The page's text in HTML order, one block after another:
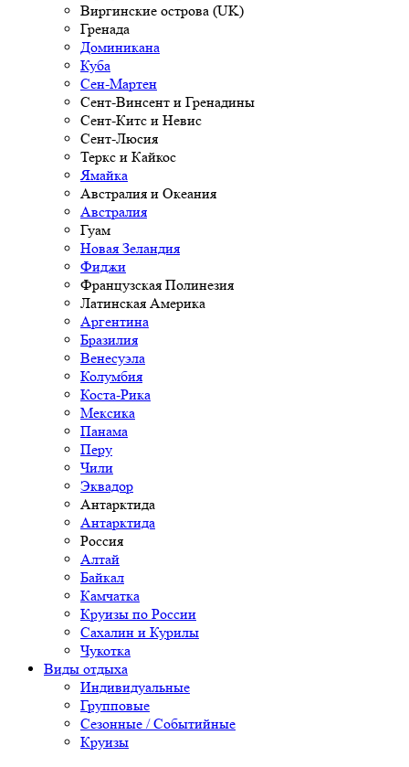
Виргинские острова (UK)
Гренада
Доминикана
Куба
Сен-Мартен
Сент-Винсент и Гренадины
Сент-Китс и Невис
Сент-Люсия
Теркс и Кайкос
Ямайка
Австралия и Океания
Австралия
Гуам
Новая Зеландия
Фиджи
Французская Полинезия
Латинская Америка
Аргентина
Бразилия
Венесуэла
Колумбия
Коста-Рика
Мексика
Панама
Перу
Чили
Эквадор
Антарктида
Антарктида
Россия
Алтай
Байкал
Камчатка
Круизы по России
Сахалин и Курилы
Чукотка
Виды отдыха
Индивидуальные
Групповые
Сезонные / Событийные
Круизы